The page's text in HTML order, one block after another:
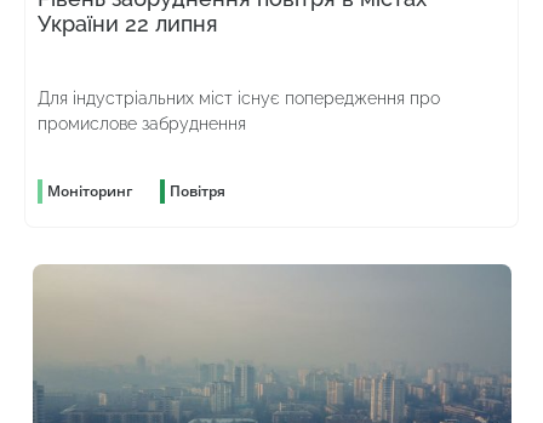
України 22 липня
Для індустріальних міст існує попередження про
промислове забруднення
Моніторинг Повітря